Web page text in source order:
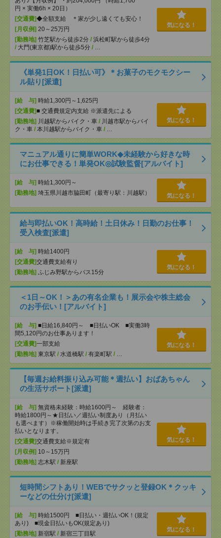
円 × 実働6h × 20日）
[交通費]◆全額支給 ＊家が少し遠くても安心！
[月収例] 20～25万円
[勤務地] 竹芝駅から徒歩2分 / 浜松町駅から徒歩4分
/ 大門(東京都)駅から徒歩5分 / …
気になる！
《単発1日OK！日払い可》＊お菓子のモクモクシー
ル貼り[派遣]
[給 与] 時給1,300円～1,625円
[交通費]■ 交通費規定内支給 ※派遣先による
[勤務地] 川越駅からバイク・車 / 川越市駅からバイ
ク・車 / 本川越駅からバイク・車 / …
気になる！
マニュアル通りに簡単WORK◆未経験から好きな時
にお仕事できる！単発OK◎試験監督[アルバイト]
[給 与] 時給1,300円～
[勤務地] 埼玉県川越市脇田町（最寄り駅：川越駅） 気になる！
給与即払いOK！高時給！土日休み！日勤のお仕事！
受入検査[派遣]
[給 与] 時給1400円
[交通費]交通費支給有り
[勤務地] ふじみ野駅からバス15分
気になる！
＜1日～OK！＞あの有名企業も！展示会や株主総会
のお手伝い！[アルバイト]
[給 与] ■日給16,840円～ ■日払いOK ■実働3時
間5,120円のお仕事あります！
[交通費]一部支給
[勤務地] 東京駅 / 水道橋駅 / 有楽町駅 / …
気になる！
【毎週お給料振り込み可能＊週払い】おばあちゃん
の生活サポート[派遣]
[給 与] 無資格未経験：時給1600円～ 経験者：
時給1800円～★日払い／週払い制度あり（月払い
も選べます）※稼働開始時は手続き完了次第のお支
払いとなります。
[交通費]交通費支給※規定有
[月収例] 10～15万円
[勤務地] 志木駅 / 新座駅
気になる！
短時間シフトあり！WEBでサクッと登録OK＊クッキ
ーなどの仕分け[派遣]
[給 与] 時給1500円 ■日払い・週払いOK！(規定
あり) ■現金日払いもOK(規定あり)
[勤務地] 新宿駅 / 新宿三丁目駅
気になる！